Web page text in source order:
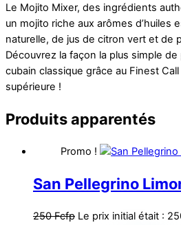
Le Mojito Mixer, des ingrédients
un mojito riche aux arômes d’huiles
naturelle, de jus de citron vert et de
Découvrez la façon la plus simple
cubain classique grâce au Finest
supérieure !
Produits apparentés
Promo !
San Pellegrino
250Fcfp Le prix initial était :